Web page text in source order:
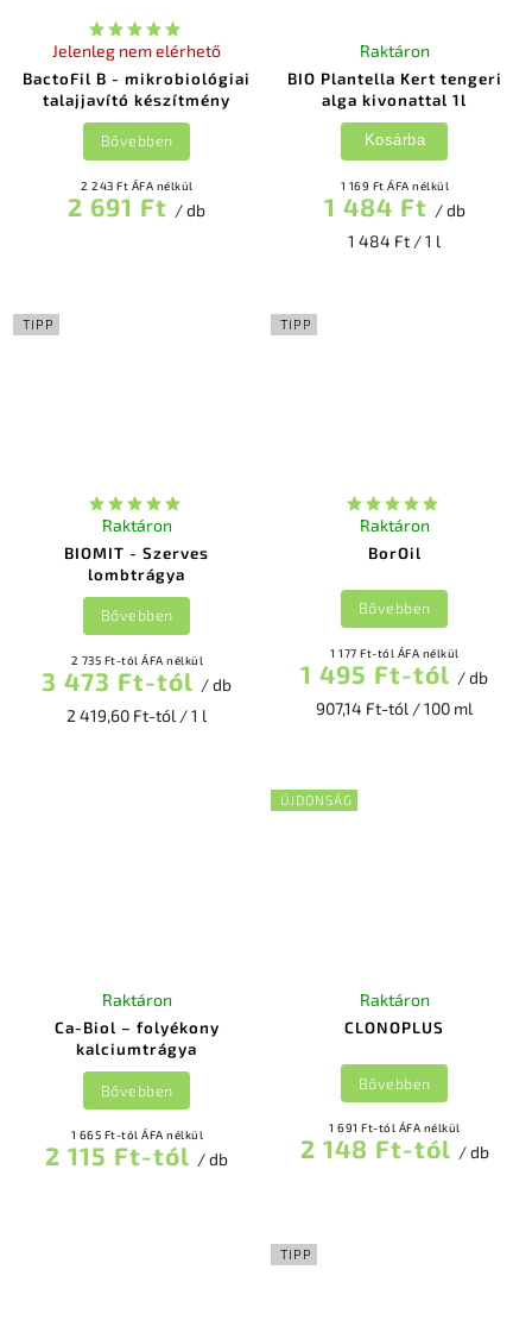
BactoFil B - mikrobiológiai
talajjavító készítmény
Jelenleg nem elérhető
2 243 Ft ÁFA nélkül
2 691 Ft / db
Bővebben
BIO Plantella Kert tengeri
alga kivonattal 1l
Raktáron
1 169 Ft ÁFA nélkül
1 484 Ft / db
1 484 Ft / 1 l
Kosárba
TIPP
BIOMIT - Szerves
lombtrágya
Raktáron
2 735 Ft-tól ÁFA nélkül
3 473 Ft-tól / db
2 419,60 Ft-tól / 1 l
Bővebben
TIPP
BorOil
Raktáron
1 177 Ft-tól ÁFA nélkül
1 495 Ft-tól / db
907,14 Ft-tól / 100 ml
Bővebben
Ca-Biol – folyékony
kalciumtrágya
Raktáron
1 665 Ft-tól ÁFA nélkül
2 115 Ft-tól / db
Bővebben
ÚJDONSÁG
CLONOPLUS
Raktáron
1 691 Ft-tól ÁFA nélkül
2 148 Ft-tól / db
Bővebben
TIPP